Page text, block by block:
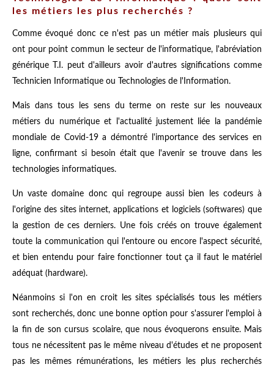
les métiers les plus recherchés ?
Comme évoqué donc ce n'est pas un métier mais plusieurs qui
ont pour point commun le secteur de l'informatique, l'abréviation
générique T.I. peut d'ailleurs avoir d'autres significations comme
Technicien Informatique ou Technologies de l'Information.
Mais dans tous les sens du terme on reste sur les nouveaux
métiers du numérique et l'actualité justement liée la pandémie
mondiale de Covid-19 a démontré l'importance des services en
ligne, confirmant si besoin était que l'avenir se trouve dans les
technologies informatiques.
Un vaste domaine donc qui regroupe aussi bien les codeurs à
l'origine des sites internet, applications et logiciels (softwares) que
la gestion de ces derniers. Une fois créés on trouve également
toute la communication qui l'entoure ou encore l'aspect sécurité,
et bien entendu pour faire fonctionner tout ça il faut le matériel
adéquat (hardware).
Néanmoins si l'on en croit les sites spécialisés tous les métiers
sont recherchés, donc une bonne option pour s'assurer l'emploi à
la fin de son cursus scolaire, que nous évoquerons ensuite. Mais
tous ne nécessitent pas le même niveau d'études et ne proposent
pas les mêmes rémunérations, les métiers les plus recherchés